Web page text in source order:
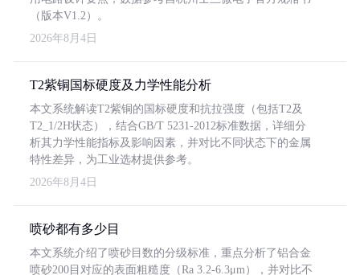
（版本V1.2）。
2026年8月4日
T2紫铜国标硬度及力学性能分析
本文系统解读T2紫铜的国标硬度和抗拉强度（包括T2及
T2_1/2H状态），结合GB/T 5231-2012标准数据，详细分
析其力学性能指标及影响因素，并对比不同状态下的金属
特性差异，为工业选材提供参考。
2026年8月4日
喷砂都有多少目
本文系统介绍了喷砂目数的分级标准，重点分析了铝合金
喷砂200目对应的表面粗糙度（Ra 3.2-6.3μm），并对比不